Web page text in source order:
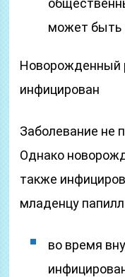
может быть
Новорожденный
инфицирован
Заболевание не
Однако
также
младенцу
во время